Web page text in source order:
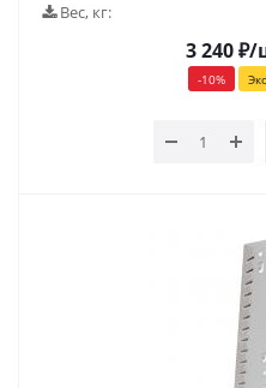
Вес, кг:
3 240₽/
-10%